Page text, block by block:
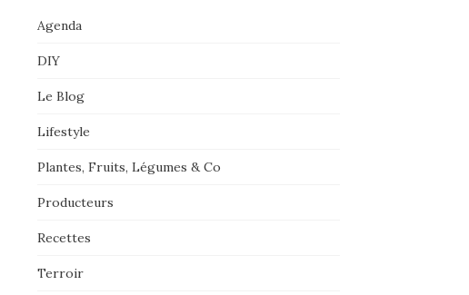
Agenda
DIY
Le Blog
Lifestyle
Plantes, Fruits, Légumes & Co
Producteurs
Recettes
Terroir